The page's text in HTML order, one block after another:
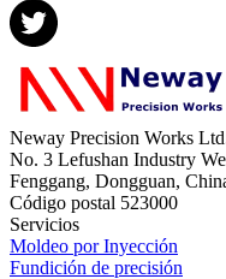
Neway Precision Works
No. 3 Lefushan Industry
Fenggang, Dongguan,
Código postal 523000
Servicios
Moldeo por Inyección
Fundición de precisión